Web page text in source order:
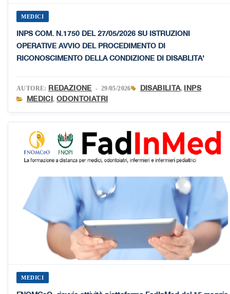
MEDICI
INPS COM. N.1750 DEL 27/05/2026 SU ISTRUZIONI
OPERATIVE AVVIO DEL PROCEDIMENTO DI
RICONOSCIMENTO DELLA CONDIZIONE DI DISABLITA'
AUTORE: REDAZIONE - 29/05/2026 DISABILITA,
INPS
MEDICI,ODONTOIATRI
MEDICI